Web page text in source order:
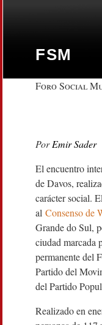
FSM
Foro Social
Emir Sader
El encuentro
de Davos,
carácter social.
al Consenso de
Grande do Sul,
ciudad marcada
permanente del
Partido del
del Partido
Realizado en